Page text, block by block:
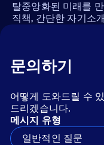
탈중앙화된 미래를
직책, 간단한 자기소
문의하기
어떻게 도와드릴 수
드리겠습니다.
메시지 유형
일반적인 질문